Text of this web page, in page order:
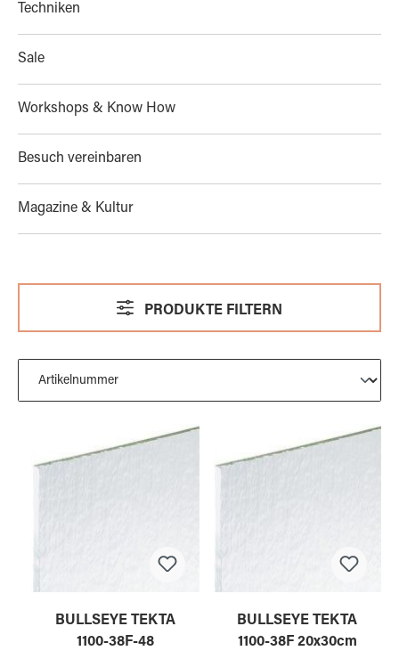
Techniken
Sale
Workshops & Know How
Besuch vereinbaren
Magazine & Kultur
PRODUKTE FILTERN
BULLSEYE TEKTA
1100-38F-48
BULLSEYE TEKTA
1100-38F 20x30cm